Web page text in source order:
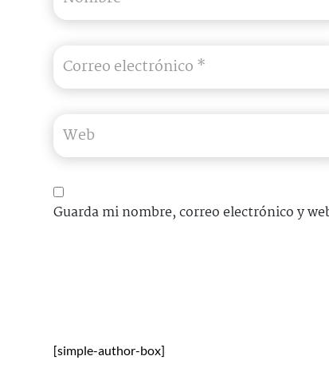
Guarda mi nombre, correo electrónico y
[simple-author-box]